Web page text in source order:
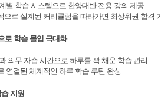
별 학습 시스템으로 한양대반 전용 강의 제공
으로 설계된 커리큘럼을 따라가면 최상위권 합격
로 학습 몰입 극대화
의무 자습 시간으로 하루를 꽉 채운 학습 관리
연결된 체계적인 하루 학습 루틴 완성
지원